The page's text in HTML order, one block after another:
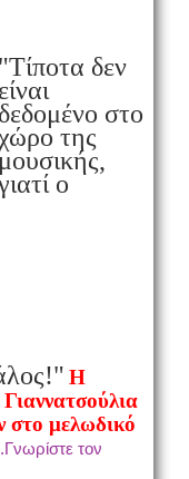
"Τίποτα δεν
είναι
δεδομένο στο
της
ο
Η
στο μελωδικό
τον